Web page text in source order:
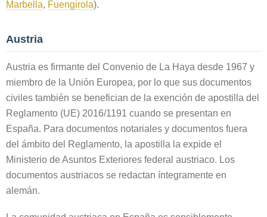
Marbella, Fuengirola).
Austria
Austria es firmante del Convenio de La Haya desde 1967 y
miembro de la Unión Europea, por lo que sus documentos
civiles también se benefician de la exención de apostilla del
Reglamento (UE) 2016/1191 cuando se presentan en
España. Para documentos notariales y documentos fuera
del ámbito del Reglamento, la apostilla la expide el
Ministerio de Asuntos Exteriores federal austriaco. Los
documentos austriacos se redactan íntegramente en
alemán.